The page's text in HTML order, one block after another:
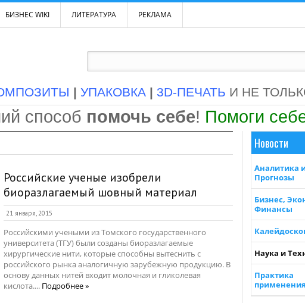
БИЗНЕС WIKI ЛИТЕРАТУРА РЕКЛАМА
| УПАКОВКА | 3D-ПЕЧАТЬ И НЕ
способ помочь себе! Помоги
Российские ученые изобрели
биоразлагаемый шовный материал
21 января, 2015
Российскими учеными из Томского государственного
университета (ТГУ) были созданы биоразлагаемые
хирургические нити, которые способны вытеснить с
российского рынка аналогичную зарубежную продукцию. В
основу данных нитей входит молочная и гликолевая
кислота.... Подробнее »
Новости
Аналитика
Прогнозы
Бизнес,
Финансы
Наука и
Практика
применения